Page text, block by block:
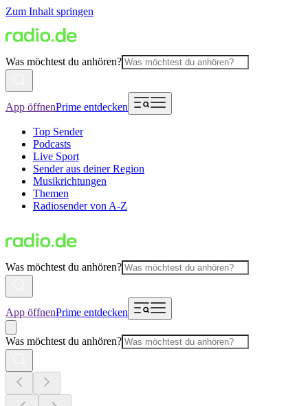
Zum Inhalt springen
Was möchtest du anhören?
App öffnenPrime entdecken
Top Sender
Podcasts
Live Sport
Sender aus deiner Region
Musikrichtungen
Themen
Radiosender von A-Z
Was möchtest du anhören?
App öffnenPrime entdecken
Was möchtest du anhören?